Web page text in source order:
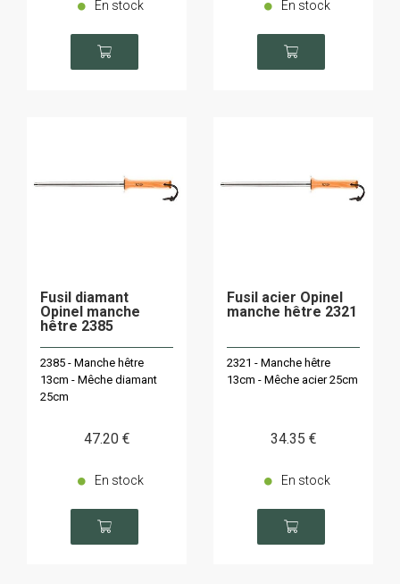
En stock En stock
Fusil diamant
Opinel manche
hêtre 2385
2385 - Manche hêtre
13cm - Mêche diamant
25cm
47.20 €
En stock
Fusil acier Opinel
manche hêtre 2321
2321 - Manche hêtre
13cm - Mêche acier 25cm
34.35 €
En stock